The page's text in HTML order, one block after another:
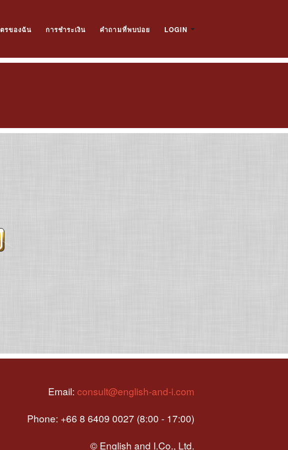
รของฉัน การชำระเงิน คำถามที่พบบ่อย LOGIN
Email: consult@english-and-i.com
Phone: +66 8 6409 0027 (8:00 - 17:00)
© English and I.Co., Ltd.